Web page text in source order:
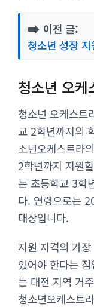
➡️ 이전 글:
청소년 성장
청소년 오케
청소년 오케스트
교 2학년까지의
소년오케스트라
2학년까지 지원
는 초등학교 3학
다. 연령으로는
대상입니다.
지원 자격의 가
있어야 한다는
는 대전 지역 거
청소년오케스트